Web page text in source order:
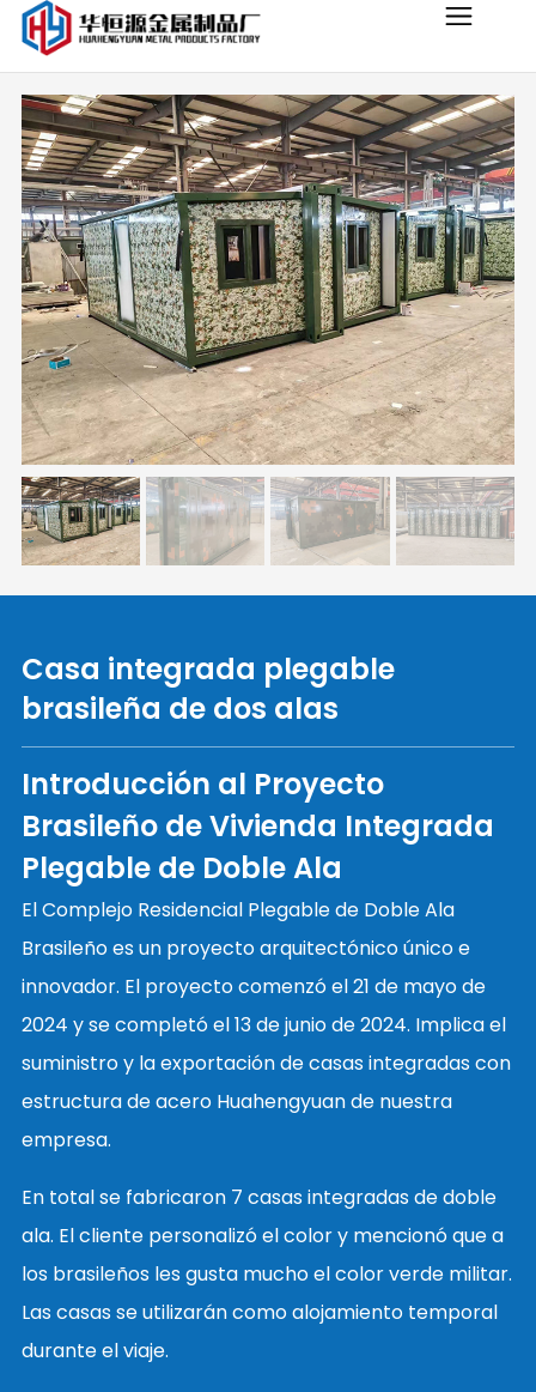
Casa integrada plegable
brasileña de dos alas
Introducción al Proyecto
Brasileño de Vivienda Integrada
Plegable de Doble Ala
El Complejo Residencial Plegable de Doble Ala
Brasileño es un proyecto arquitectónico único e
innovador. El proyecto comenzó el 21 de mayo de
2024 y se completó el 13 de junio de 2024. Implica el
suministro y la exportación de casas integradas con
estructura de acero Huahengyuan de nuestra
empresa.
En total se fabricaron 7 casas integradas de doble
ala. El cliente personalizó el color y mencionó que a
los brasileños les gusta mucho el color verde militar.
Las casas se utilizarán como alojamiento temporal
durante el viaje.